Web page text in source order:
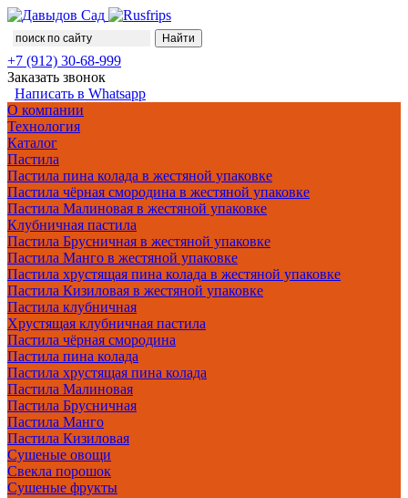
+7 (912) 30-68-999
Заказать звонок
Написать в Whatsapp
О компании
Технология
Каталог
Пастила
Пастила пина колада в жестяной упаковке
Пастила чёрная смородина в жестяной упаковке
Пастила Малиновая в жестяной упаковке
Клубничная пастила
Пастила Брусничная в жестяной упаковке
Пастила Манго в жестяной упаковке
Пастила хрустящая пина колада в жестяной упаковке
Пастила Кизиловая в жестяной упаковке
Пастила клубничная
Хрустящая клубничная пастила
Пастила чёрная смородина
Пастила пина колада
Пастила хрустящая пина колада
Пастила Малиновая
Пастила Брусничная
Пастила Манго
Пастила Кизиловая
Сушеные овощи
Свекла порошок
Сушеные фрукты